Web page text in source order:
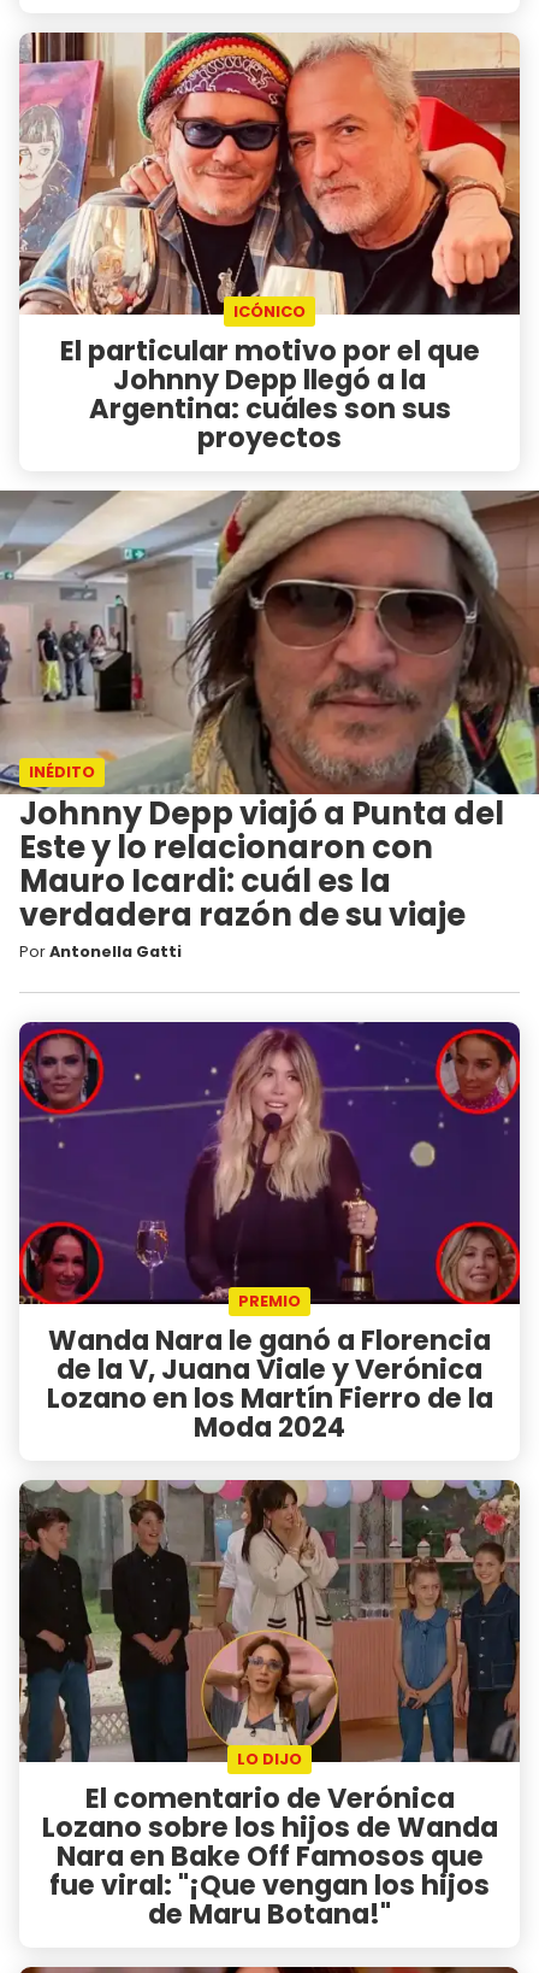
ICÓNICO
El particular motivo por el que
Johnny Depp llegó a la
Argentina: cuáles son sus
proyectos
INÉDITO
Johnny Depp viajó a Punta del
Este y lo relacionaron con
Mauro Icardi: cuál es la
verdadera razón de su viaje
PorAntonella Gatti
PREMIO
Wanda Nara le ganó a Florencia
de la V, Juana Viale y Verónica
Lozano en los Martín Fierro de la
Moda 2024
LO DIJO
El comentario de Verónica
Lozano sobre los hijos de Wanda
Nara en Bake Off Famosos que
fue viral: "¡Que vengan los hijos
de Maru Botana!"